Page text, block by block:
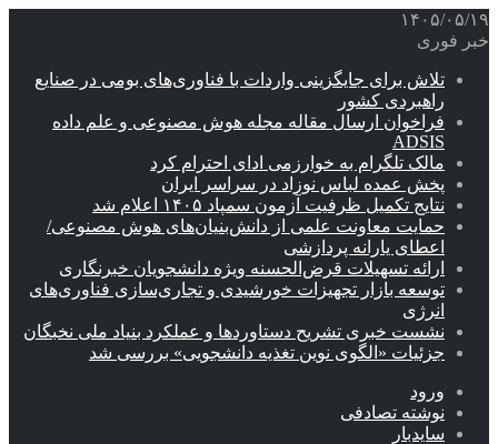
۱۴۰۵/۰۵/۱۹
خبر فوری
تلاش برای جایگزینی واردات با فناوری‌های بومی در صنایع
راهبردی کشور
فراخوان ارسال مقاله مجله هوش مصنوعی و علم داده
ADSIS
مالک تلگرام به خوارزمی ادای احترام کرد
پخش عمده لباس نوزاد در سراسر ایران
نتایج تکمیل ظرفیت آزمون سمپاد ۱۴۰۵ اعلام شد
حمایت معاونت علمی از دانش‌بنیان‌های هوش مصنوعی/
اعطای یارانه پردازشی
ارائه تسهیلات قرض‌الحسنه ویژه دانشجویان خبرنگاری
توسعه بازار تجهیزات خورشیدی و تجاری‌سازی فناوری‌های
انرژی
نشست خبری تشریح دستاوردها و عملکرد بنیاد ملی نخبگان
جزئیات «الگوی نوین تغذیه دانشجویی» بررسی شد
ورود
نوشته تصادفی
سایدبار